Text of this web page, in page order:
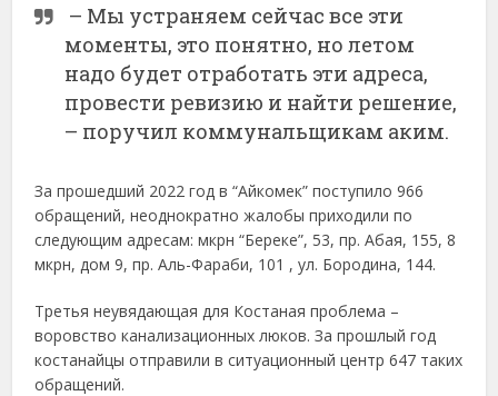
– Мы устраняем сейчас все эти
моменты, это понятно, но летом
надо будет отработать эти адреса,
провести ревизию и найти решение,
– поручил коммунальщикам аким.
За прошедший 2022 год в “Айкомек” поступило 966
обращений, неоднократно жалобы приходили по
следующим адресам: мкрн “Береке”, 53, пр. Абая, 155, 8
мкрн, дом 9, пр. Аль-Фараби, 101 , ул. Бородина, 144.
Третья неувядающая для Костаная проблема –
воровство канализационных люков. За прошлый год
костанайцы отправили в ситуационный центр 647 таких
обращений.